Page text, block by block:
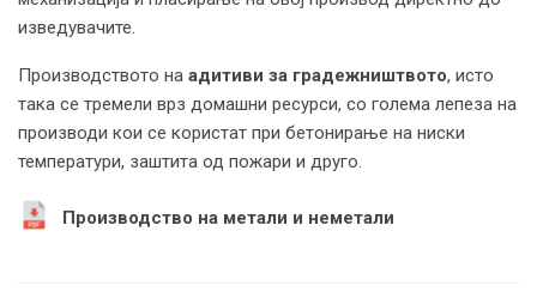
изведувачите.
Производството на адитиви за градежништвото, исто
така се тремели врз домашни ресурси, со голема лепеза на
производи кои се користат при бетонирање на ниски
температури, заштита од пожари и друго.
Производство на метали и неметали